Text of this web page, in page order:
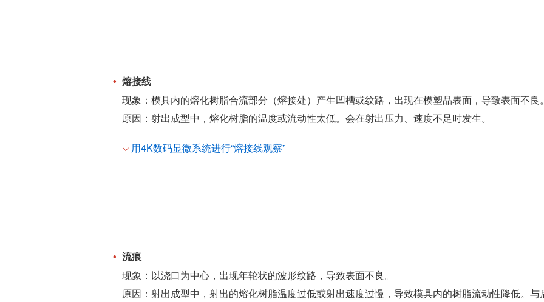
熔接线
现象：模具内的熔化树脂合流部分（熔接处）产生凹槽或纹路，出现在模塑品表面，导致表面不良
原因：射出成型中，熔化树脂的温度或流动性太低。会在射出压力、速度不足时发生。
用4K数码显微系统进行“熔接线观察”
流痕
现象：以浇口为中心，出现年轮状的波形纹路，导致表面不良。
原因：射出成型中，射出的熔化树脂温度过低或射出速度过慢，导致模具内的树脂流动性降低。与